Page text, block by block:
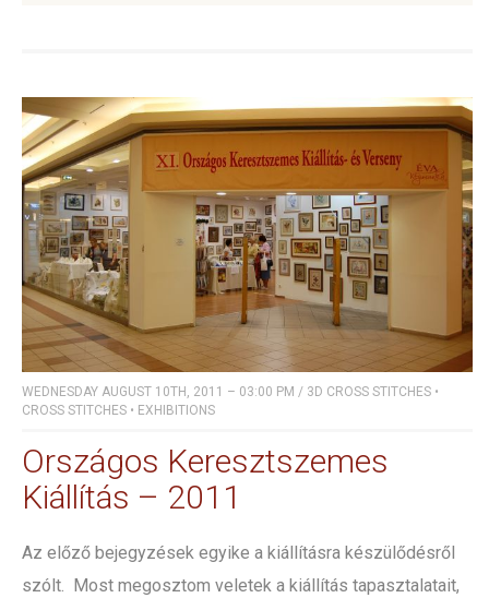
WEDNESDAY AUGUST 10TH, 2011 – 03:00 PM / 3D CROSS STITCHES •
CROSS STITCHES • EXHIBITIONS
Országos Keresztszemes
Kiállítás – 2011
Az előző bejegyzések egyike a kiállításra készülődésről
szólt. Most megosztom veletek a kiállítás tapasztalatait,